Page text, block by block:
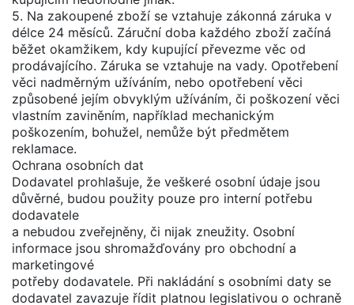
5. Na zakoupené zboží se vztahuje zákonná záruka v
délce 24 měsíců. Záruční doba každého zboží začíná
běžet okamžikem, kdy kupující převezme věc od
prodávajícího. Záruka se vztahuje na vady. Opotřebení
věci nadměrným užíváním, nebo opotřebení věci
způsobené jejím obvyklým užíváním, či poškození věci
vlastním zaviněním, například mechanickým
poškozením, bohužel, nemůže být předmětem
reklamace.
Ochrana osobních dat
Dodavatel prohlašuje, že veškeré osobní údaje jsou
důvěrné, budou použity pouze pro interní potřebu
dodavatele
a nebudou zveřejněny, či nijak zneužity. Osobní
informace jsou shromažďovány pro obchodní a
marketingové
potřeby dodavatele. Při nakládání s osobními daty se
dodavatel zavazuje řídit platnou legislativou o ochraně